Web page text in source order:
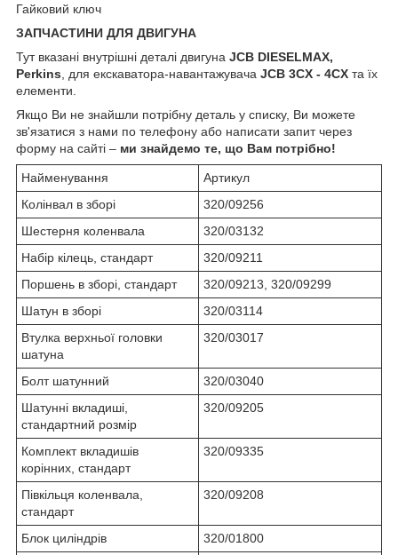
Гайковий ключ
ЗАПЧАСТИНИ ДЛЯ ДВИГУНА
Тут вказані внутрішні деталі двигуна JCB DIESELMAX,
Perkins , для екскаватора-навантажувача JCB 3CX - 4CX та їх
елементи.
Якщо Ви не знайшли потрібну деталь у списку, Ви можете
зв'язатися з нами по телефону або написати запит через
форму на сайті – ми знайдемо те, що Вам потрібно!
Найменування
Артикул
Колінвал в зборі
320/09256
Шестерня коленвала
320/03132
Набір кілець, стандарт
320/09211
Поршень в зборі, стандарт
320/09213, 320/09299
Шатун в зборі
320/03114
Втулка верхньої головки
шатуна
320/03017
Болт шатунний
320/03040
Шатунні вкладиші,
стандартний розмір
320/09205
Комплект вкладишів
корінних, стандарт
320/09335
Півкільця коленвала,
стандарт
320/09208
Блок циліндрів
320/01800